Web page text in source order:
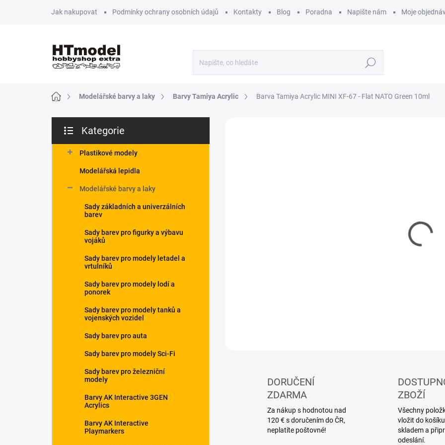
Jak nakupovat Podmínky ochrany osobních údajů Kontakty Blog Poradna Napište nám Moje
Hledat
Domů Modelářské barvy a laky Barvy Tamiya Acrylic Barva Tamiya Acrylic MINI XF-67 - Flat NATO Green 10ml
s
kategorie
Kategorie
Plastikové modely
Modelářská lepidla
Modelářské barvy a laky
Sady základních a univerzálních
barev
Sady barev pro figurky a výbavu
vojáků
Sady barev pro modely letadel a
vrtulníků
Sady barev pro modely lodí a
ponorek
Sady barev pro modely tanků a
vojenských vozidel
Sady barev pro auta
Sady barev pro modely Sci-Fi
Sady barev pro železniční
modely
Barvy AK Interactive 3GEN
Acrylics
Barvy AK Interactive
Playmarkers
DORUČENÍ
ZDARMA
Za nákup s hodnotou nad
120 € s doručením do ČR,
neplatíte poštovné!
ZBOŽÍ
Všechny
vložit do
skladem a
odeslání.